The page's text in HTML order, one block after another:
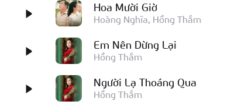
Hoa Mười Giờ
Hoàng Nghĩa, Hồng Thắm
Em Nên Dừng Lại
Hồng Thắm
Người Lạ Thoáng Qua
Hồng Thắm